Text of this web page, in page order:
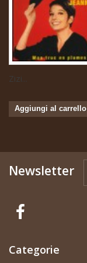
Zizi...
Aggiungi al carrello
Newsletter
Categorie